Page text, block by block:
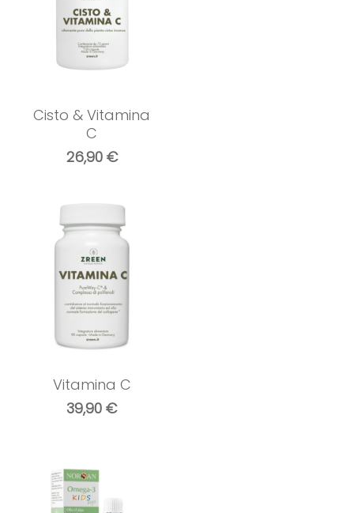
Cisto & Vitamina
C
26,90 €
Vitamina C
39,90€